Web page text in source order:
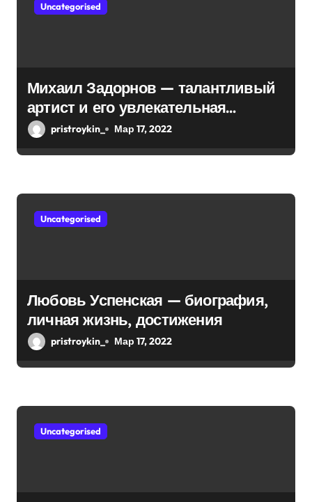
я
м
Uncategorised
Михаил Задорнов — талантливый
артист и его увлекательная
биография — выдающиеся
pristroykin_ Мар 17, 2022
Uncategorised
Любовь Успенская — биография,
личная жизнь, достижения
pristroykin_ Мар 17, 2022
Uncategorised